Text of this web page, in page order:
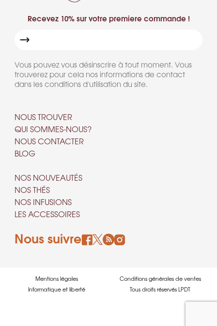
Recevez 10% sur votre premiere commande !
Vous pouvez vous désinscrire à tout moment. Vous
trouverez pour cela nos informations de contact
dans les conditions d'utilisation du site.
NOUS TROUVER
QUI SOMMES-NOUS?
NOUS CONTACTER
BLOG
NOS NOUVEAUTÉS
NOS THÉS
NOS INFUSIONS
LES ACCESSOIRES
Nous suivre
Mentions légales
Conditions générales de ventes
Informatique et liberté
Tous droits réservés LPDT